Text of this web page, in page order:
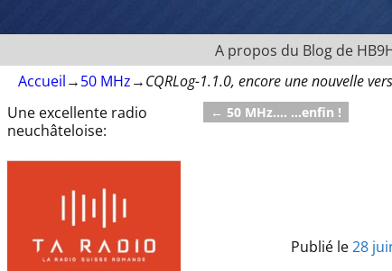
A propos du Blog de
Accueil→50 MHz→CQRLog-1.1.0, encore une nouvelle
Navigation des
← 50 MHz…. …enfin !
Publié le28
Une excellente radio
neuchâteloise: